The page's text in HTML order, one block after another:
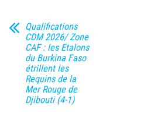
Qualifications
CDM 2026/ Zone
CAF : les Etalons
du Burkina Faso
étrillent les
Requins de la
Mer Rouge de
Djibouti (4-1)